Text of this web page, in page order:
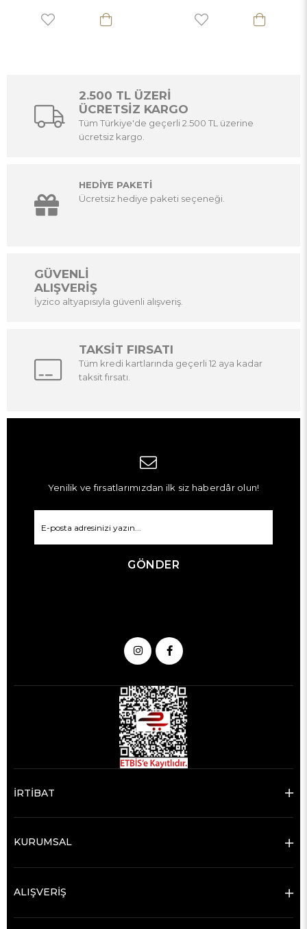
2.500 TL ÜZERİ
ÜCRETSİZ KARGO
Tüm Türkiye'de geçerli 2.500 TL üzerine
ücretsiz kargo.
HEDİYE PAKETİ
Ücretsiz hediye paketi seçeneği.
GÜVENLİ
ALIŞVERİŞ
İyzico altyapısıyla güvenli alışveriş.
TAKSİT FIRSATI
Tüm kredi kartlarında geçerli 12 aya kadar
taksit fırsatı.
Yenilik ve fırsatlarımızdan ilk siz haberdâr olun!
GÖNDER
İRTİBAT
KURUMSAL
ALIŞVERİŞ